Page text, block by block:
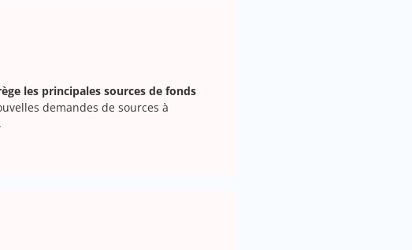
les principales sources de fonds
demandes de sources à